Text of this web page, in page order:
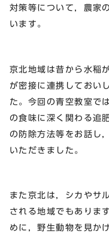
対策等について，農家
います。
京北地域は昔から水稲
が密接に連携しておい
た。今回の青空教室で
の食味に深く関わる追
の防除方法等をお話し
いただきました。
また京北は，シカやサ
される地域でもありま
めに，野生動物を見か